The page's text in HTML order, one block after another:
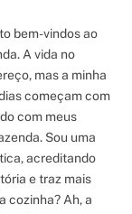
bem-vindos ao
A vida no
mas a minha
começam com
com meus
Sou uma
acreditando
e traz mais
cozinha? Ah, a